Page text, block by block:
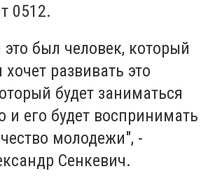
0512.
это был человек, который
хочет развивать это
будет заниматься
и его будет воспринимать
молодежи", -
Сенкевич.